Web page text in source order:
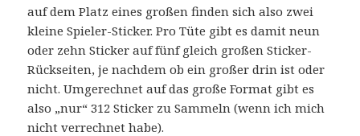
auf dem Platz eines großen finden sich also zwei
kleine Spieler-Sticker. Pro Tüte gibt es damit neun
oder zehn Sticker auf fünf gleich großen Sticker-
Rückseiten, je nachdem ob ein großer drin ist oder
nicht. Umgerechnet auf das große Format gibt es
also „nur“ 312 Sticker zu Sammeln (wenn ich mich
nicht verrechnet habe).